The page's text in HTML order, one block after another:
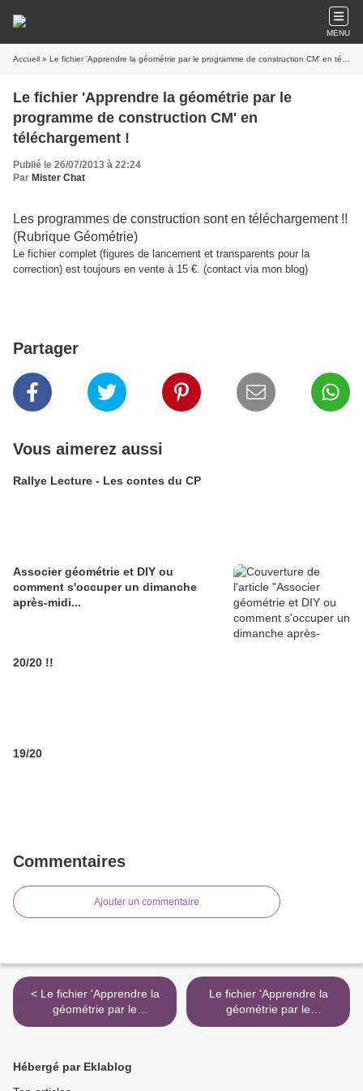
MENU
Accueil » Le fichier 'Apprendre la géométrie par le programme de construction CM' en téléchargement !
Le fichier 'Apprendre la géométrie par le
programme de construction CM' en
téléchargement !
Publié le 26/07/2013 à 22:24
Par Mister Chat
Les programmes de construction sont en téléchargement !!
(Rubrique Géométrie)
Le fichier complet (figures de lancement et transparents pour la
correction) est toujours en vente à 15 €. (contact via mon blog)
Partager
Vous aimerez aussi
Rallye Lecture - Les contes du CP
Associer géométrie et DIY ou
comment s'occuper un dimanche
après-midi...
20/20 !!
19/20
Commentaires
Ajouter un commentaire
< Le fichier 'Apprendre la
géométrie par le
programme de construction
Le fichier 'Apprendre la
géométrie par le
programme de construction
Hébergé par Eklablog